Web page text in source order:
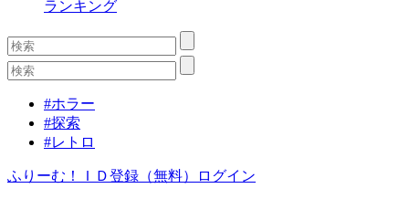
ランキング
#ホラー
#探索
#レトロ
ふりーむ！ＩＤ登録（無料） ログイン